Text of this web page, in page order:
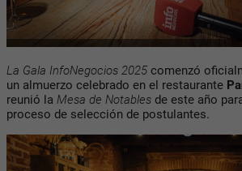
La Gala InfoNegocios 2025 comenzó
un almuerzo celebrado en el restaurante
reunió la Mesa de Notables de este año
proceso de selección de postulantes.